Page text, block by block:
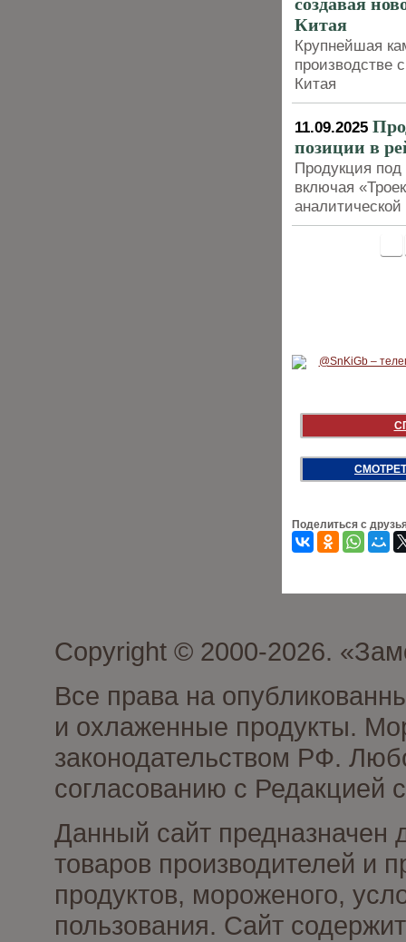
Китая
Крупнейшая
производстве
Китая
11.09.2025
позиции в
Продукция
включая
Поделиться с
Copyright © 2000-2026.
Все права на
и охлаженные продукты.
законодательством РФ.
согласованию с Редакцией
Данный сайт предназначен
товаров производителей и
продуктов, мороженого,
пользования. Сайт